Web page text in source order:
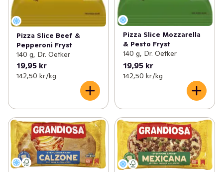
Pizza Slice Beef &
Pepperoni Fryst
140 g, Dr. Oetker
19,95 kr
142,50 kr /kg
Pizza Slice Mozzarella
& Pesto Fryst
140 g, Dr. Oetker
19,95 kr
142,50 kr /kg